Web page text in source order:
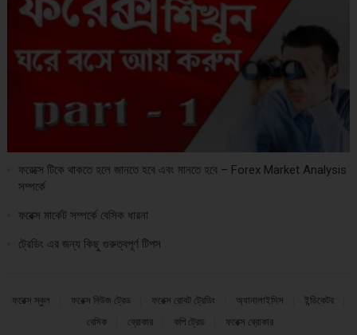
ফরেক্সে টিকে থাকতে হলে জানতে হবে এবং মানতে হবে – Forex Market Analysis
সম্পর্কে
ফরেক্স মার্কেট সম্পর্কে বেসিক ধারনা
ট্রেডিং এর জন্য কিছু গুরুত্বপূর্ণ টিপস
ফরেক্স স্কুল ফরেক্স নিউজ ট্রেড ফরেক্স রোবট ট্রেডিং অ্যানালাইসিস
ইন্ডিকেটর
বেসিক
ব্রোকার কপি ট্রেড ফরেক্স ব্রোকার